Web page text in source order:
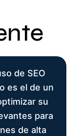
de SEO
es el de un
su
para
de alta